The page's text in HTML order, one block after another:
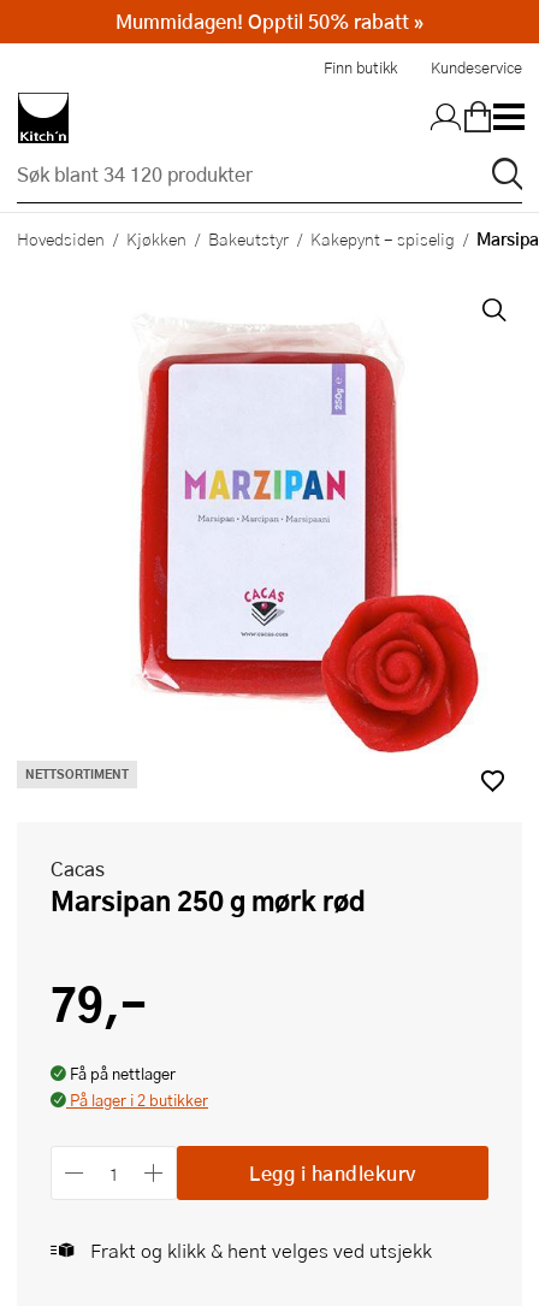
Finn butikk Kundeservice
Hovedsiden Kjøkken Bakeutstyr Kakepynt - spiselig
NETTSORTIMENT
Cacas
Marsipan 250 g mørk rød
79,-
Få på nettlager
På lager i 2 butikker
Legg i handlekurv
Frakt og klikk & hent velges ved utsjekk
Mummidagen! Opptil 50% rabatt »